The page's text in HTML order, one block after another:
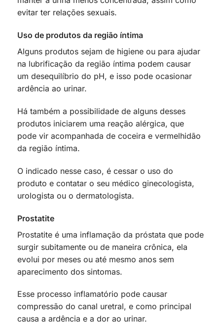
evitar ter relações sexuais.
Uso de produtos da região íntima
Alguns produtos sejam de higiene ou para ajudar
na lubrificação da região íntima podem causar
um desequilíbrio do pH, e isso pode ocasionar
ardência ao urinar.
Há também a possibilidade de alguns desses
produtos iniciarem uma reação alérgica, que
pode vir acompanhada de coceira e vermelhidão
da região íntima.
O indicado nesse caso, é cessar o uso do
produto e contatar o seu médico ginecologista,
urologista ou o dermatologista.
Prostatite
Prostatite é uma inflamação da próstata que pode
surgir subitamente ou de maneira crônica, ela
evolui por meses ou até mesmo anos sem
aparecimento dos sintomas.
Esse processo inflamatório pode causar
compressão do canal uretral, e como principal
causa a ardência e a dor ao urinar.